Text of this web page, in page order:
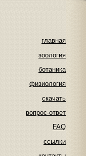
главная
зоология
ботаника
физиология
скачать
вопрос-ответ
FAQ
ссылки